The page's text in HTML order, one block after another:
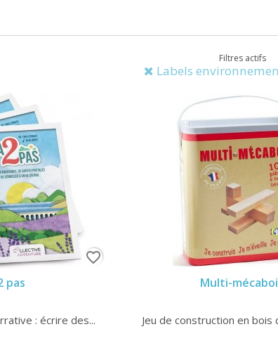
Filtres actifs
Labels
pas
: écrire des...
favorite_border
Multi-
Jeu de construction en bois